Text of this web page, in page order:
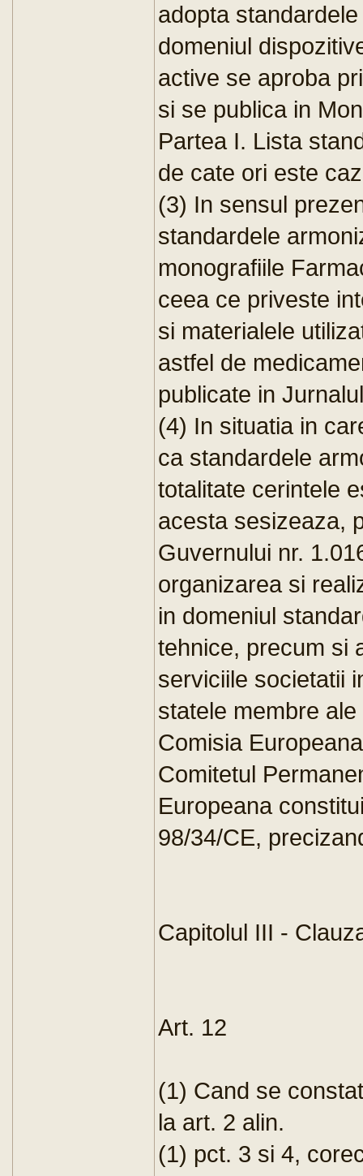
adopta
domeniul
active se aproba
si se publica in
Partea I. Lista
de cate ori este
(3) In sensul
standardele
monografiile
ceea ce priveste
si materialele
astfel de
publicate in
(4) In situatia in
ca standardele
totalitate cerintele
acesta sesizeaza,
Guvernului nr.
organizarea si
in domeniul
tehnice, precum si
serviciile societatii
statele membre
Comisia
Comitetul
Europeana
98/34/CE,
Capitolul III -
Art. 12
(1) Cand se
la art. 2 alin.
(1) pct. 3 si 4,